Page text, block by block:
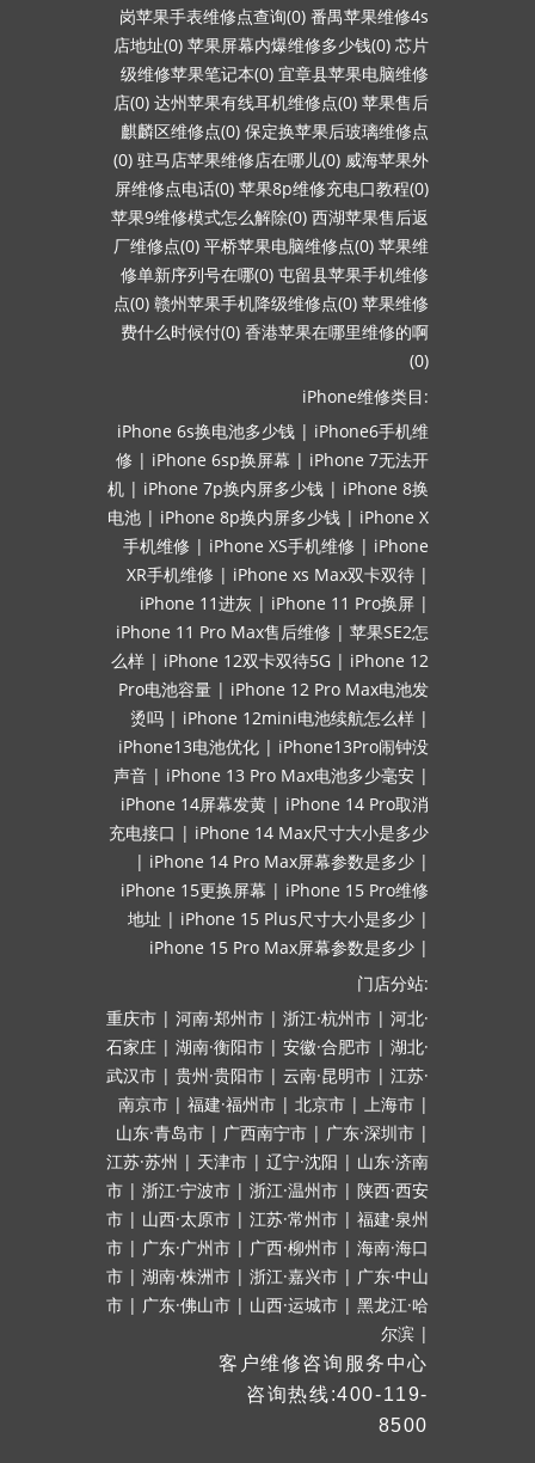
岗苹果手表维修点查询(0) 番禺苹果维修4s
店地址(0) 苹果屏幕内爆维修多少钱(0) 芯片
级维修苹果笔记本(0) 宜章县苹果电脑维修
店(0) 达州苹果有线耳机维修点(0) 苹果售后
麒麟区维修点(0) 保定换苹果后玻璃维修点
(0) 驻马店苹果维修店在哪儿(0) 威海苹果外
屏维修点电话(0) 苹果8p维修充电口教程(0)
苹果9维修模式怎么解除(0) 西湖苹果售后返
厂维修点(0) 平桥苹果电脑维修点(0) 苹果维
修单新序列号在哪(0) 屯留县苹果手机维修
点(0) 赣州苹果手机降级维修点(0) 苹果维修
费什么时候付(0) 香港苹果在哪里维修的啊
(0)
iPhone维修类目:
iPhone 6s换电池多少钱 | iPhone6手机维
修 | iPhone 6sp换屏幕 | iPhone 7无法开
机 | iPhone 7p换内屏多少钱 | iPhone 8换
电池 | iPhone 8p换内屏多少钱 | iPhone X
手机维修 | iPhone XS手机维修 | iPhone
XR手机维修 | iPhone xs Max双卡双待 |
iPhone 11进灰 | iPhone 11 Pro换屏 |
iPhone 11 Pro Max售后维修 | 苹果SE2怎
么样 | iPhone 12双卡双待5G | iPhone 12
Pro电池容量 | iPhone 12 Pro Max电池发
烫吗 | iPhone 12mini电池续航怎么样 |
iPhone13电池优化 | iPhone13Pro闹钟没
声音 | iPhone 13 Pro Max电池多少毫安 |
iPhone 14屏幕发黄 | iPhone 14 Pro取消
充电接口 | iPhone 14 Max尺寸大小是多少
| iPhone 14 Pro Max屏幕参数是多少 |
iPhone 15更换屏幕 | iPhone 15 Pro维修
地址 | iPhone 15 Plus尺寸大小是多少 |
iPhone 15 Pro Max屏幕参数是多少 |
门店分站:
重庆市 | 河南·郑州市 | 浙江·杭州市 | 河北·
石家庄 | 湖南·衡阳市 | 安徽·合肥市 | 湖北·
武汉市 | 贵州·贵阳市 | 云南·昆明市 | 江苏·
南京市 | 福建·福州市 | 北京市 | 上海市 |
山东·青岛市 | 广西南宁市 | 广东·深圳市 |
江苏·苏州 | 天津市 | 辽宁·沈阳 | 山东·济南
市 | 浙江·宁波市 | 浙江·温州市 | 陕西·西安
市 | 山西·太原市 | 江苏·常州市 | 福建·泉州
市 | 广东·广州市 | 广西·柳州市 | 海南·海口
市 | 湖南·株洲市 | 浙江·嘉兴市 | 广东·中山
市 | 广东·佛山市 | 山西·运城市 | 黑龙江·哈
尔滨 |
客户维修咨询服务中心
咨询热线:400-119-
8500